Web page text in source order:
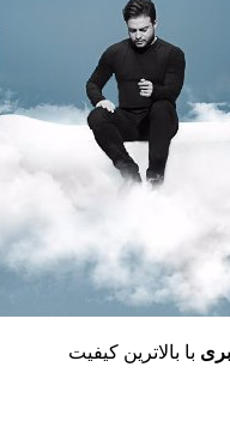
با بالاترین کیفیت